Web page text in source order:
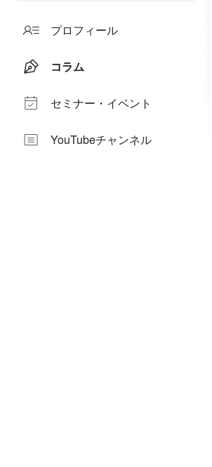
プロフィール
コラム
セミナー・イベント
YouTubeチャンネル